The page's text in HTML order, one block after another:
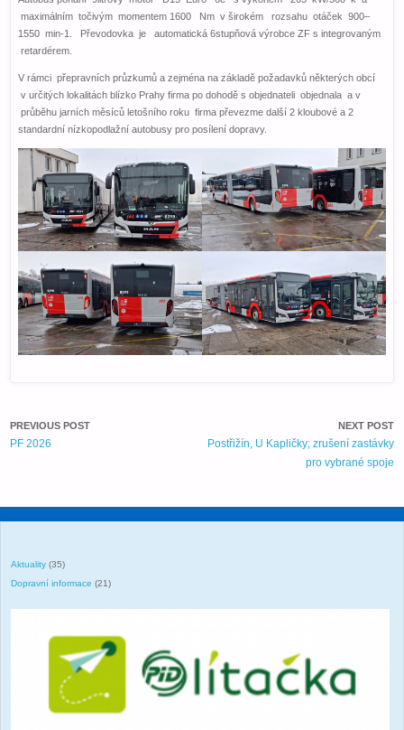
maximálním točivým momentem 1600 Nm v širokém rozsahu otáček 900–
1550 min-1. Převodovka je automatická 6stupňová výrobce ZF s integrovaným
retardérem.
V rámci přepravních průzkumů a zejména na základě požadavků některých obcí
v určitých lokalitách blízko Prahy firma po dohodě s objednateli objednala a v
průběhu jarních měsíců letošního roku firma převezme další 2 kloubové a 2
standardní nízkopodlažní autobusy pro posílení dopravy.
PREVIOUS POST
PF 2026
NEXT POST
Postřižín, U Kapličky; zrušení zastávky
pro vybrané spoje
Aktuality(35)
Dopravní informace (21)